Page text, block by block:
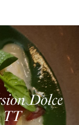
Dolce
TT